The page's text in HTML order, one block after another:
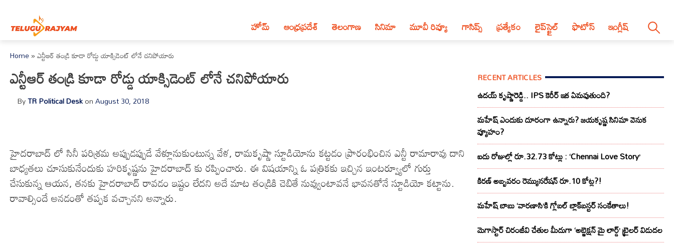
హోమ్ ఆంధ్ర‌ప్ర‌దేశ్‌ తెలంగాణ‌ సినిమా మూవీ రివ్యూ గాసిప్స్ ప్రత్యేకం లైప్‌స్టైల్‌ ఫొటోస్ ఇంగ్లీష్
Home»ఎన్టీఆర్ తండ్రి కూడా రోడ్డు యాక్సిడెంట్ లోనే చనిపోయారు
ఎన్టీఆర్ తండ్రి కూడా రోడ్డు యాక్సిడెంట్ లోనే చనిపోయారు
ByTR Political DeskonAugust 30, 2018
హైదరాబాద్ లో సినీ పరిశ్రమ అప్పుడప్పుడే వేళ్లూనుకుంటున్న వేళ, రామకృష్ణా స్టూడియోను కట్టడం ప్రారంభించిన ఎన్టీ రామారావు దాని
బాధ్యతలు చూసుకునేందుకు హరికృష్ణను హైదరాబాద్ కు రప్పించారు. ఈ విషయాన్ని ఓ పత్రికకు ఇచ్చిన ఇంటర్వ్యూలో గుర్తు
చేసుకున్న ఆయన, తనకు హైదరాబాద్ రావడం ఇష్టం లేదని అదే మాట తండ్రికి చెబితే నువ్వుంటావనే భావనతోనే స్టూడియో కట్టాను.
రావాల్సిందే అనడంతో తప్పక వచ్చానని అన్నారు.
RECENT ARTICLES
ఉదయ్ కృష్ణారెడ్డి.. IPS కెరీర్ ఇక ఏమవుతుంది?
మహేష్ ఎందుకు దూరంగా ఉన్నారు? జయకృష్ణ సినిమా వెనుక
వ్యూహం?
ఐదు రోజుల్లో రూ.32.73 కోట్లు : ‘Chennai Love Story’
కిరణ్ అబ్బవరం రెమ్యునరేషన్ రూ.10 కోట్ల?!
మహేష్ బాబు ‘వారణాసి’కి గ్లోబల్ బ్లాక్‌బస్టర్ సంకేతాలు!
మెగాస్టార్ చిరంజీవి చేతుల మీదుగా ‘అబ్జెక్ష‌న్ మై లార్డ్‌’ ట్రైల‌ర్ విడుద‌ల